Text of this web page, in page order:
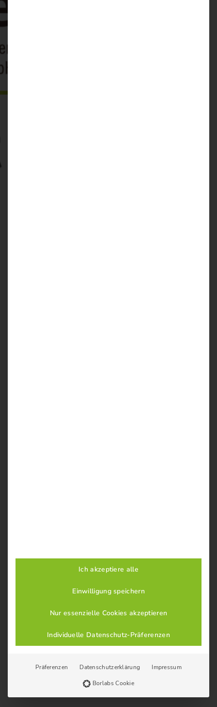
Ich akzeptiere alle
Einwilligung speichern
Nur essenzielle Cookies akzeptieren
Individuelle Datenschutz-Präferenzen
Präferenzen Datenschutzerklärung Impressum
Borlabs Cookie